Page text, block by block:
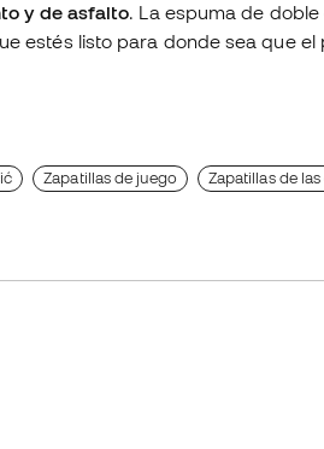
y de asfalto. La espuma de
estés listo para donde sea que el
Zapatillas de juego Zapatillas de